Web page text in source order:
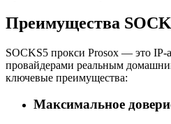
Преимущества
SOCKS5 прокси Prosox — это IP-
провайдерами реальным
ключевые преимущества:
Максимальное